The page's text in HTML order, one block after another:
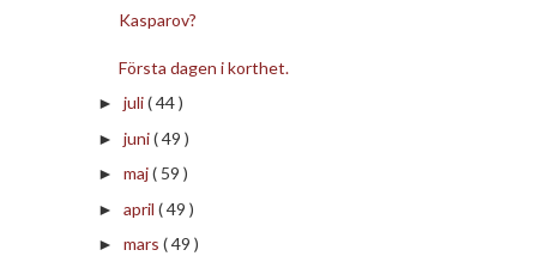
Kasparov?
Första dagen i korthet.
► juli( 44 )
► juni( 49 )
► maj( 59 )
► april ( 49 )
► mars ( 49 )